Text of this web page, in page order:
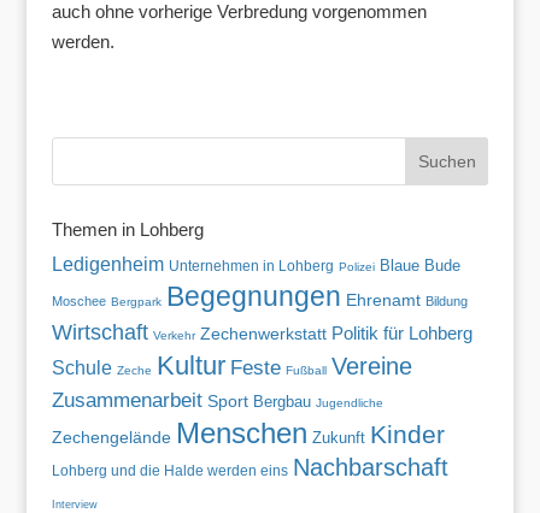
auch ohne vorherige Verbredung vorgenommen
werden.
Themen in Lohberg
Ledigenheim Unternehmen in Lohberg Polizei Blaue Bude
Moschee Bergpark Begegnungen Ehrenamt Bildung
Wirtschaft Verkehr Zechenwerkstatt Politik für Lohberg
Schule Zeche Kultur Feste Fußball Vereine
Zusammenarbeit Sport Bergbau Jugendliche
Zechengelände Menschen Zukunft Kinder
Lohberg und die Halde werden eins Nachbarschaft
Interview